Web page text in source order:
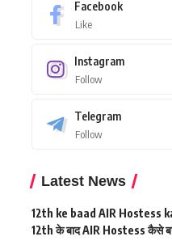
Facebook
Like
Instagram
Follow
Telegram
Follow
Latest News
12th ke baad AIR Hostess
12th के बाद AIR Hostess कैसे